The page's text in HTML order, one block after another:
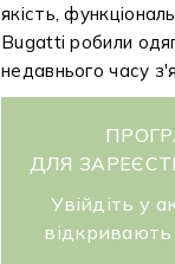
якість,
Bugatti робили одяг
недавнього часу
ДЛЯ
Увійдіть у